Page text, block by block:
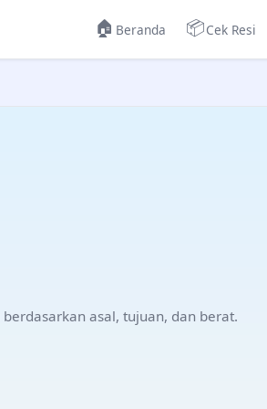
🏠 Beranda 📦Cek Resi
berdasarkan asal, tujuan, dan berat.